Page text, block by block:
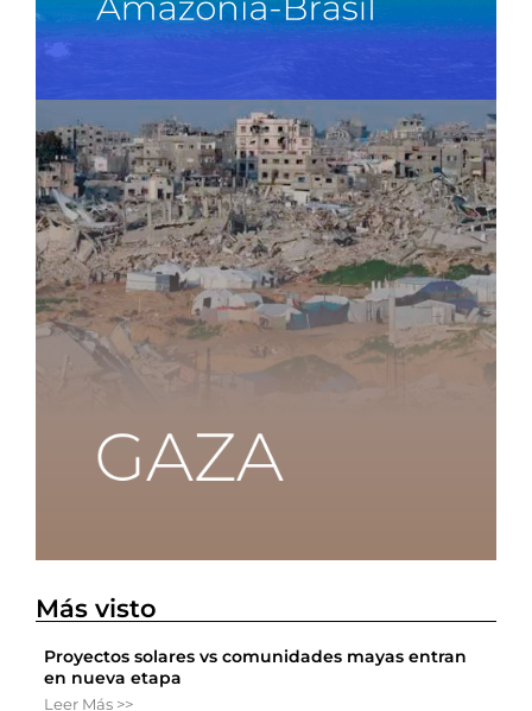
Más visto
Proyectos solares vs comunidades mayas entran
en nueva etapa
Leer Más >>